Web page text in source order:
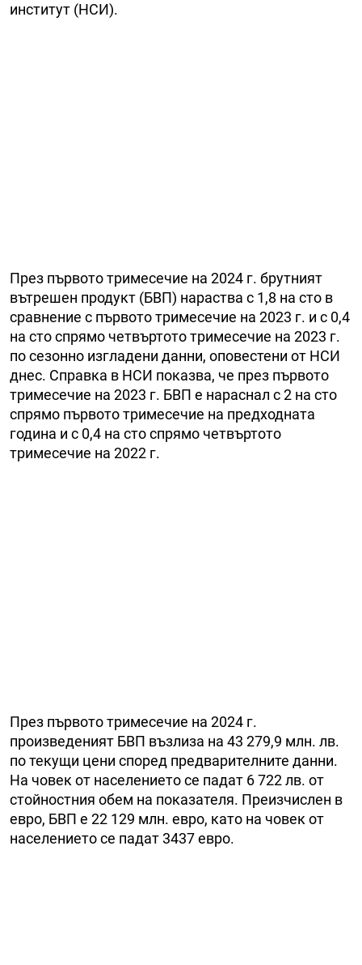
институт (НСИ).
През първото тримесечие на 2024 г. брутният
вътрешен продукт (БВП) нараства с 1,8 на сто в
сравнение с първото тримесечие на 2023 г. и с 0,4
на сто спрямо четвъртото тримесечие на 2023 г.
по сезонно изгладени данни, оповестени от НСИ
днес. Справка в НСИ показва, че през първото
тримесечие на 2023 г. БВП е нараснал с 2 на сто
спрямо първото тримесечие на предходната
година и с 0,4 на сто спрямо четвъртото
тримесечие на 2022 г.
През първото тримесечие на 2024 г.
произведеният БВП възлиза на 43 279,9 млн. лв.
по текущи цени според предварителните данни.
На човек от населението се падат 6 722 лв. от
стойностния обем на показателя. Преизчислен в
евро, БВП е 22 129 млн. евро, като на човек от
населението се падат 3437 евро.